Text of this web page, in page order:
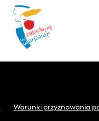
Warunki przyznawania